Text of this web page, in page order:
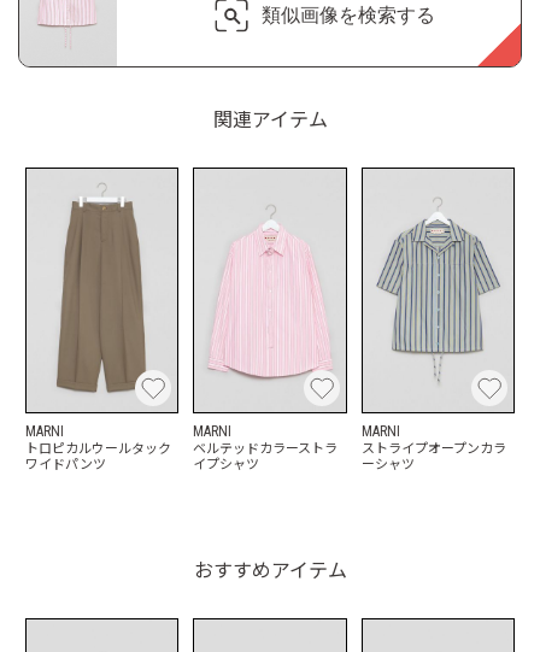
類似画像を検索する
関連アイテム
MARNI
トロピカルウールタック
ワイドパンツ
MARNI
ベルテッドカラーストラ
イプシャツ
MARNI
ストライプオープンカラ
ーシャツ
おすすめアイテム